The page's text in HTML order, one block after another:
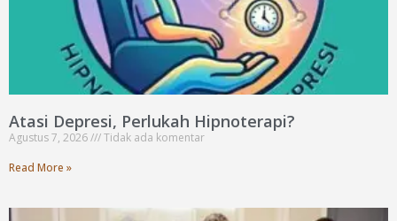
Atasi Depresi, Perlukah Hipnoterapi?
Agustus 7, 2026
Tidak ada komentar
Read More »